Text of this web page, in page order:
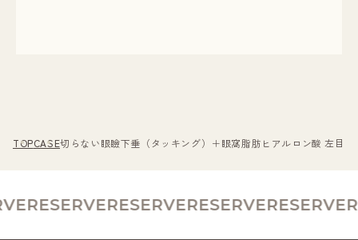
TOPCASE切らない眼瞼下垂（タッキング）＋眼窩脂肪ヒアルロン酸 左
RESERVERESERVERESERVERESERVE